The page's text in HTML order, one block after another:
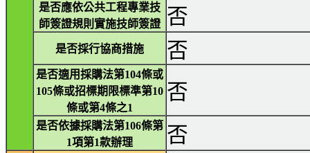
是否應依公共工程專業技
師簽證規則實施技師簽證 否
是否採行協商措施 否
是否適用採購法第104條或
105條或招標期限標準第10
條或第4條之1
否
是否依據採購法第106條第
1項第1款辦理
否